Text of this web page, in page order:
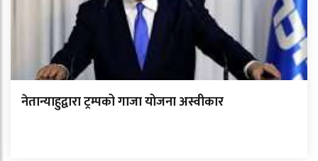
नेतान्याहुद्वारा ट्रम्पको गाजा योजना अस्वीकार